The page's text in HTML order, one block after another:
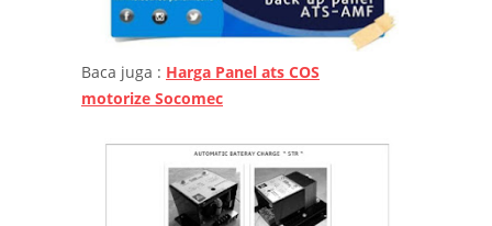
Baca juga : Harga Panel ats COS
motorize Socomec